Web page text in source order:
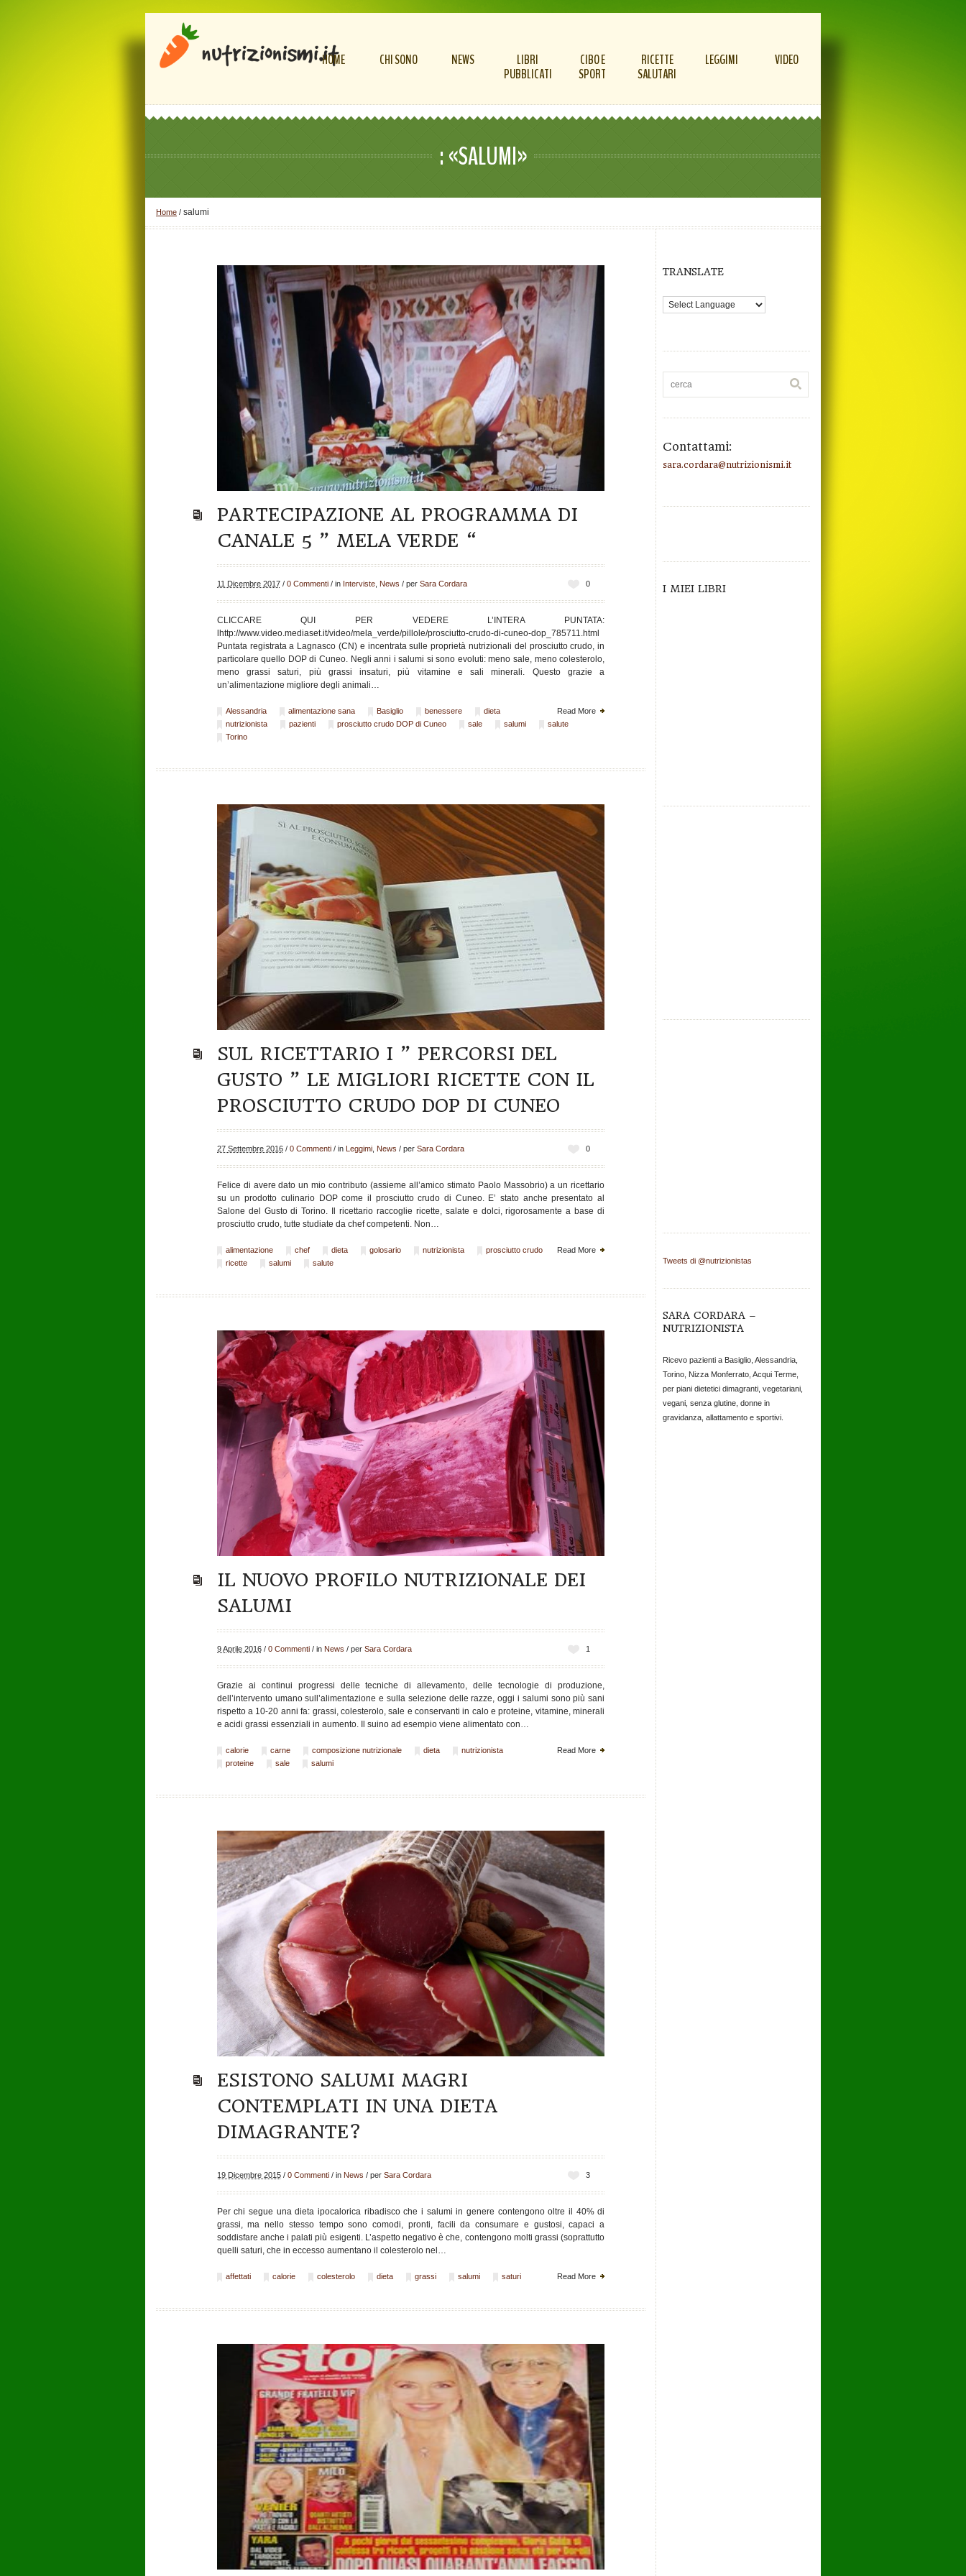
HOME CHI SONO NEWS
LIBRI
PUBBLICATI
CIBO E
SPORT
RICETTE
SALUTARI
LEGGIMI VIDEO
: «SALUMI»
Home / salumi
PARTECIPAZIONE AL PROGRAMMA DI
CANALE 5 ” MELA VERDE “
0
11 Dicembre 2017/ 0 Commenti/ in Interviste, News / per Sara Cordara
CLICCARE QUI PER VEDERE L’INTERA PUNTATA:
lhttp://www.video.mediaset.it/video/mela_verde/pillole/prosciutto-crudo-di-cuneo-dop_785711.html
Puntata registrata a Lagnasco (CN) e incentrata sulle proprietà nutrizionali del prosciutto crudo, in
particolare quello DOP di Cuneo. Negli anni i salumi si sono evoluti: meno sale, meno colesterolo,
meno grassi saturi, più grassi insaturi, più vitamine e sali minerali. Questo grazie a
un’alimentazione migliore degli animali…
Read More
Alessandria alimentazione sana Basiglio benessere
dieta
nutrizionista
pazienti prosciutto crudo DOP di Cuneo sale salumi
salute
Torino
SUL RICETTARIO I ” PERCORSI DEL
GUSTO ” LE MIGLIORI RICETTE CON IL
PROSCIUTTO CRUDO DOP DI CUNEO
0
27 Settembre 2016/ 0 Commenti/ in Leggimi, News / per Sara Cordara
Felice di avere dato un mio contributo (assieme all’amico stimato Paolo Massobrio) a un ricettario
su un prodotto culinario DOP come il prosciutto crudo di Cuneo. E’ stato anche presentato al
Salone del Gusto di Torino. Il ricettario raccoglie ricette, salate e dolci, rigorosamente a base di
prosciutto crudo, tutte studiate da chef competenti. Non…
Read More
alimentazione chef dieta golosario nutrizionista
prosciutto crudo
ricette
salumi salute
IL NUOVO PROFILO NUTRIZIONALE DEI
SALUMI
1
9 Aprile 2016/ 0 Commenti/ in News / per Sara Cordara
Grazie ai continui progressi delle tecniche di allevamento, delle tecnologie di produzione,
dell’intervento umano sull’alimentazione e sulla selezione delle razze, oggi i salumi sono più sani
rispetto a 10-20 anni fa: grassi, colesterolo, sale e conservanti in calo e proteine, vitamine, minerali
e acidi grassi essenziali in aumento. Il suino ad esempio viene alimentato con…
Read More
calorie carne composizione nutrizionale dieta
nutrizionista
proteine
sale salumi
ESISTONO SALUMI MAGRI
CONTEMPLATI IN UNA DIETA
DIMAGRANTE?
3
19 Dicembre 2015/ 0 Commenti/ in News / per Sara Cordara
Per chi segue una dieta ipocalorica ribadisco che i salumi in genere contengono oltre il 40% di
grassi, ma nello stesso tempo sono comodi, pronti, facili da consumare e gustosi, capaci a
soddisfare anche i palati più esigenti. L’aspetto negativo è che, contengono molti grassi (soprattutto
quelli saturi, che in eccesso aumentano il colesterolo nel…
Read More
affettati calorie colesterolo dieta grassi salumi saturi
TRANSLATE
Contattami:
sara.cordara@nutrizionismi.it
I MIEI LIBRI
Tweets di @nutrizionistas
SARA CORDARA –
NUTRIZIONISTA
Ricevo pazienti a Basiglio, Alessandria,
Torino, Nizza Monferrato, Acqui Terme,
per piani dietetici dimagranti, vegetariani,
vegani, senza glutine, donne in
gravidanza, allattamento e sportivi.